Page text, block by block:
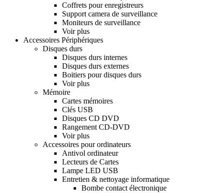
Coffrets pour enregistreurs
Support camera de surveillance
Moniteurs de surveillance
Voir plus
Accessoires Périphériques
Disques durs
Disques durs internes
Disques durs externes
Boitiers pour disques durs
Voir plus
Mémoire
Cartes mémoires
Clés USB
Disques CD DVD
Rangement CD-DVD
Voir plus
Accessoires pour ordinateurs
Antivol ordinateur
Lecteurs de Cartes
Lampe LED USB
Entretien & nettoyage informatique
Bombe contact électronique